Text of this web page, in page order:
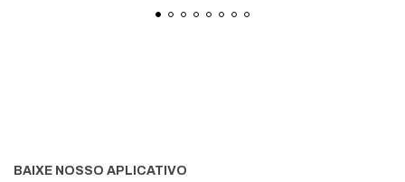
BAIXE NOSSO APLICATIVO